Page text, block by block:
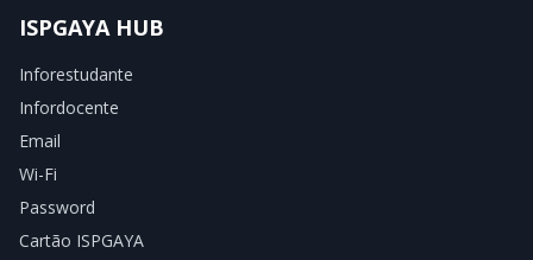
ISPGAYA HUB
Inforestudante
Infordocente
Email
Wi-Fi
Password
Cartão ISPGAYA